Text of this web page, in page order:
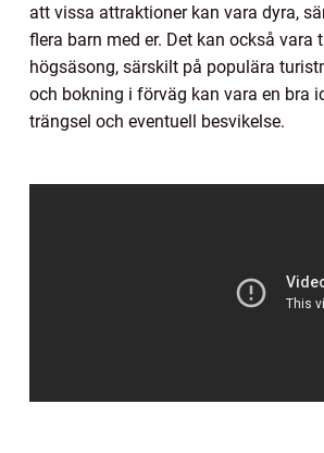
att vissa attraktioner kan vara dyra,
flera barn med er. Det kan också vara
högsäsong, särskilt på populära
och bokning i förväg kan vara en bra
trängsel och eventuell besvikelse.